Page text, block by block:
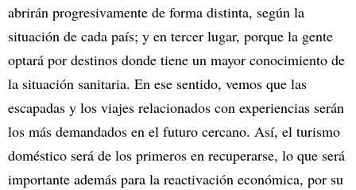
abrirán progresivamente de forma distinta, según la
situación de cada país; y en tercer lugar, porque la gente
optará por destinos donde tiene un mayor conocimiento de
la situación sanitaria. En ese sentido, vemos que las
escapadas y los viajes relacionados con experiencias serán
los más demandados en el futuro cercano. Así, el turismo
doméstico será de los primeros en recuperarse, lo que será
importante además para la reactivación económica, por su